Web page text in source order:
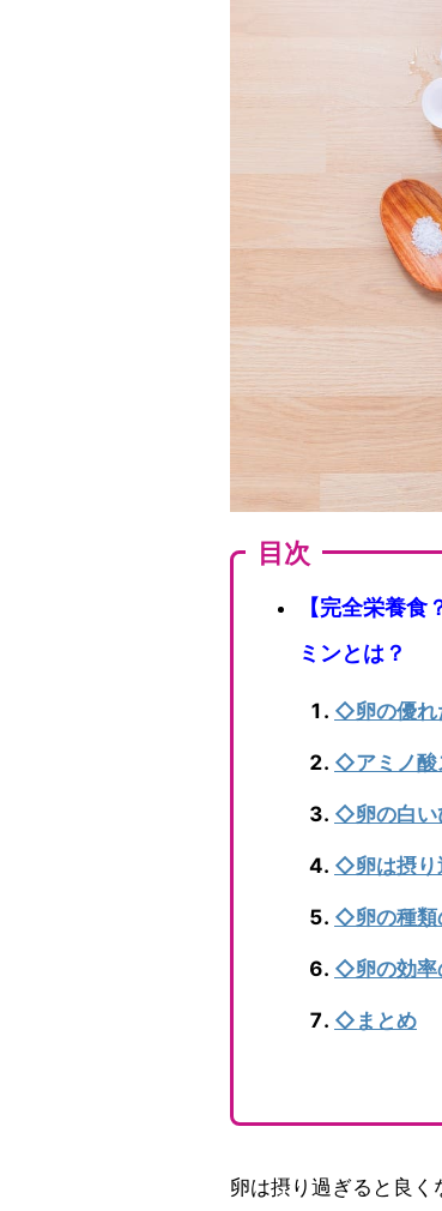
目次
【完全栄養
ミンとは？
◇卵の優れ
◇アミノ酸
◇卵の白い
◇卵は摂り
◇卵の種類
◇卵の効率
◇まとめ
卵は摂り過ぎると良く